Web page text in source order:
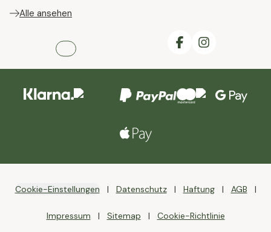
Alle ansehen
Cookie-Einstellungen Datenschutz Haftung AGB
Impressum Sitemap Cookie-Richtlinie